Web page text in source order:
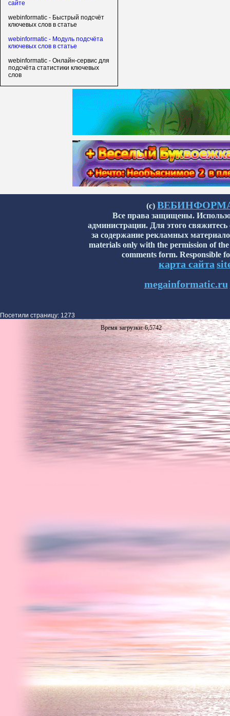
сайте
webinformatic - Быстрый подсчёт
ключевых слов в статье
webinformatic - Модуль подсчёта
ключевых слов в статье
webinformatic - Онлайн-сервис для
подсчёта статистики ключевых
слов
(с)
Все права защищены.
администрации. Для этого
за содержание рекламных
materials only with the permission of
comments form. Responsible
карта сайта
megainformatic.ru
Посетили страницу: 1273
Время загрузки: 6,5742